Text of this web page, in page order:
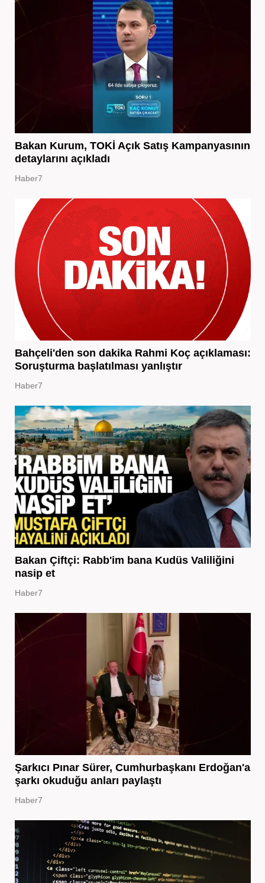
Bakan Kurum, TOKİ Açık Satış Kampanyasının
detaylarını açıkladı
Haber7
Bahçeli'den son dakika Rahmi Koç açıklaması:
Soruşturma başlatılması yanlıştır
Haber7
Bakan Çiftçi: Rabb'im bana Kudüs Valiliğini
nasip et
Haber7
Şarkıcı Pınar Sürer, Cumhurbaşkanı Erdoğan'a
şarkı okuduğu anları paylaştı
Haber7